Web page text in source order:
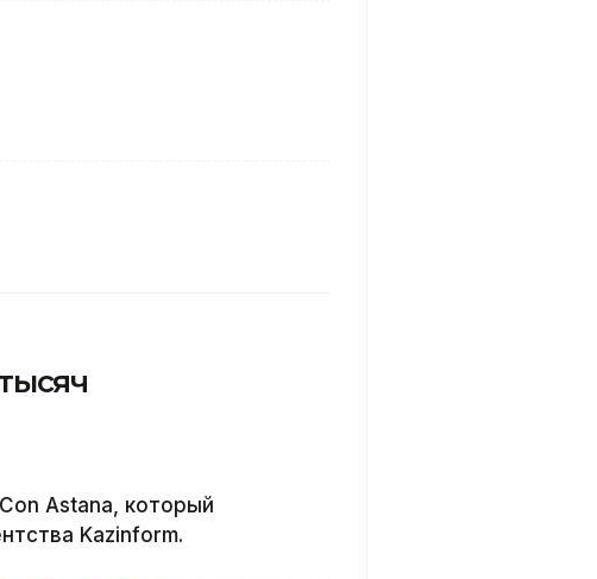
Astana, который
Kazinform.